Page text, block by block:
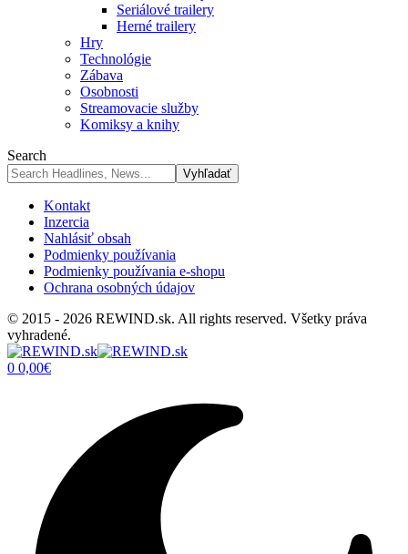
Seriálové trailery
Herné trailery
Hry
Technológie
Zábava
Osobnosti
Streamovacie služby
Komiksy a knihy
Search
Kontakt
Inzercia
Nahlásiť obsah
Podmienky používania
Podmienky používania e-shopu
Ochrana osobných údajov
© 2015 - 2026 REWIND.sk. All rights reserved. Všetky práva
vyhradené.
0 0,00€